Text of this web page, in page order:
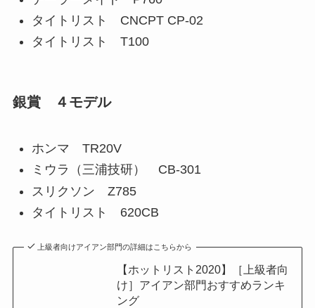
タイトリスト CNCPT CP-02
タイトリスト T100
銀賞 ４モデル
ホンマ TR20V
ミウラ（三浦技研） CB-301
スリクソン Z785
タイトリスト 620CB
上級者向けアイアン部門の詳細はこちらから
【ホットリスト2020】［上級者向
け］アイアン部門おすすめランキ
ング